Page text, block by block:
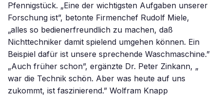
Pfennigstück. „Eine der wichtigsten Aufgaben unserer
Forschung ist”, betonte Firmenchef Rudolf Miele,
„alles so bedienerfreundlich zu machen, daß
Nichttechniker damit spielend umgehen können. Ein
Beispiel dafür ist unsere sprechende Waschmaschine.”
„Auch früher schon”, ergänzte Dr. Peter Zinkann, „
war die Technik schön. Aber was heute auf uns
zukommt, ist faszinierend.” Wolfram Knapp